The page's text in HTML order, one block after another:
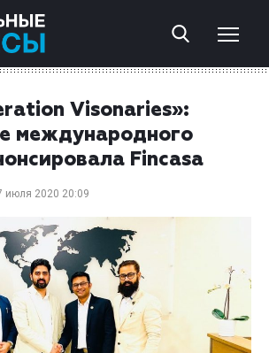
Visonaries»:
международного
Fincasa
июля 2020 20:09